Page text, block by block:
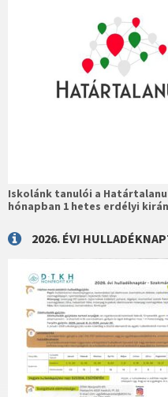
Iskolánk tanulói a
hónapban 1 hetes erdélyi
2026. ÉVI